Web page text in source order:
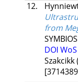
12.
from
DOI WoS